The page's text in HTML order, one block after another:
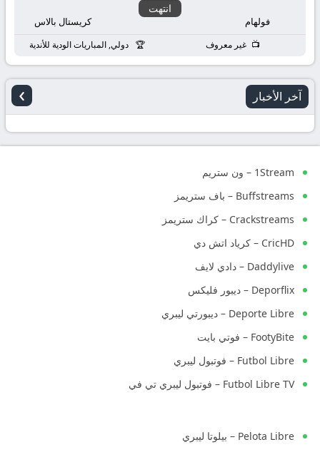
فولهام
انتهت
كريستال بالاس
غير معروف دولي, المباريات الودية للأندية
آخر الأخبار ›
1Stream – ون ستريم
Buffstreams – باف ستريمز
Crackstreams – كراك ستريمز
CricHD – كرياد اتش دي
Daddylive – دادي لايف
Deporflix – ديبور فليكس
Deporte Libre – ديبورتي ليبري
FootyBite – فوتي بايت
Futbol Libre – فوتبول ليبري
Futbol Libre TV – فوتبول ليبري تي في
Pelota Libre – بيلوتا ليبري